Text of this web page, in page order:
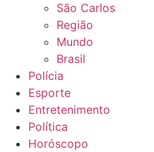
São Carlos
Região
Mundo
Brasil
Polícia
Esporte
Entretenimento
Política
Horóscopo